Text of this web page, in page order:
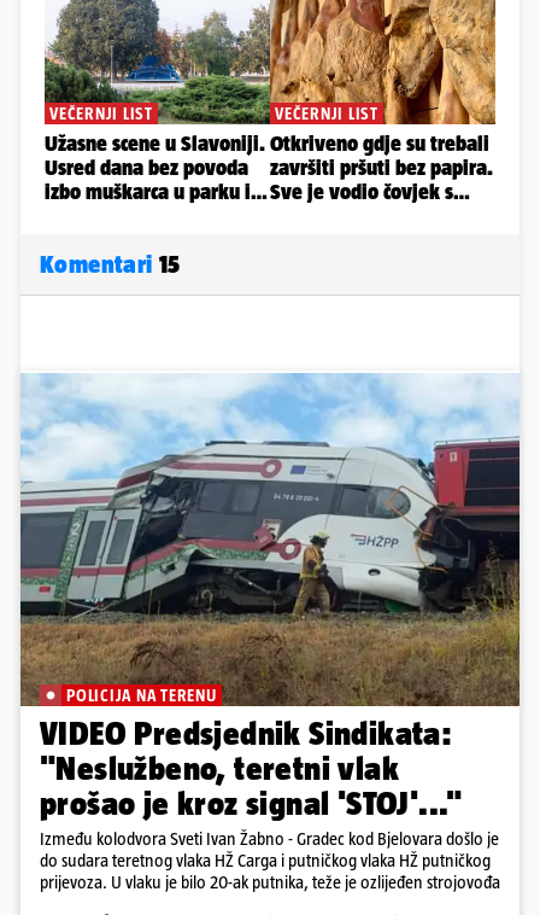
Komentari 15
POLICIJA NA TERENU
VIDEO Predsjednik Sindikata:
"Neslužbeno, teretni vlak
prošao je kroz signal 'STOJ'..."
Između kolodvora Sveti Ivan Žabno - Gradec kod Bjelovara došlo je
do sudara teretnog vlaka HŽ Carga i putničkog vlaka HŽ putničkog
prijevoza. U vlaku je bilo 20-ak putnika, teže je ozlijeđen strojovođa